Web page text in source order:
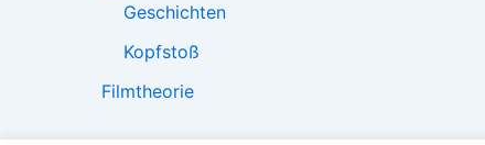
Geschichten
Kopfstoß
Filmtheorie